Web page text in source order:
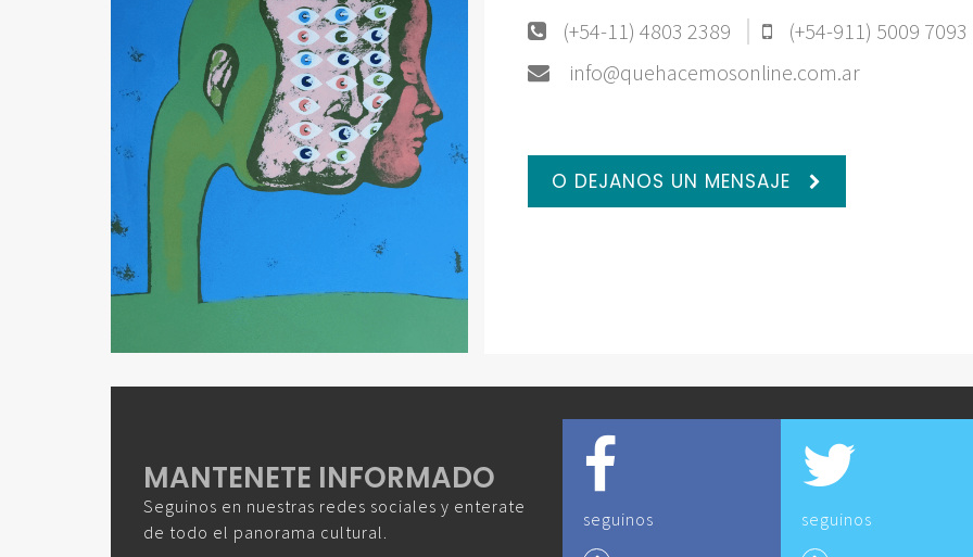
(+54-11) 4803 2389
(+54-911) 5009 7093
info@quehacemosonline.com.ar
O DEJANOS UN MENSAJE
MANTENETE INFORMADO
Seguinos en nuestras redes sociales y enterate
de todo el panorama cultural.
seguinos seguinos